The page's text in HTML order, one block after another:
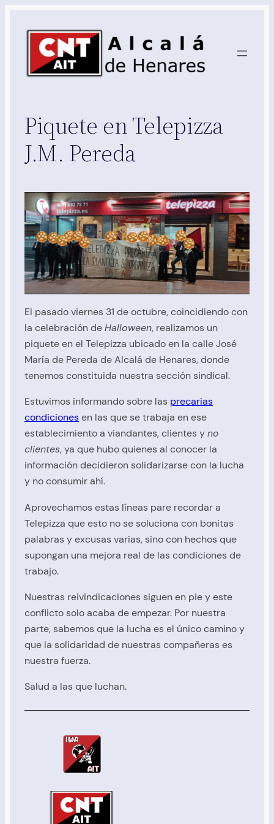
contenido
Piquete en Telepizza
J.M. Pereda
El pasado viernes 31 de octubre, coincidiendo con
la celebración deHalloween, realizamos un
piquete en el Telepizza ubicado en la calle José
María de Pereda de Alcalá de Henares, donde
tenemos constituida nuestra sección sindical.
Estuvimos informando sobre las precarias
condicionesen las que se trabaja en ese
establecimiento a viandantes, clientes yno
clientes, ya que hubo quienes al conocer la
información decidieron solidarizarse con la lucha
y no consumir ahí.
Aprovechamos estas líneas pare recordar a
Telepizza que esto no se soluciona con bonitas
palabras y excusas varias, sino con hechos que
supongan una mejora real de las condiciones de
trabajo.
Nuestras reivindicaciones siguen en pie y este
conflicto solo acaba de empezar. Por nuestra
parte, sabemos que la lucha es el único camino y
que la solidaridad de nuestras compañeras es
nuestra fuerza.
Salud a las que luchan.